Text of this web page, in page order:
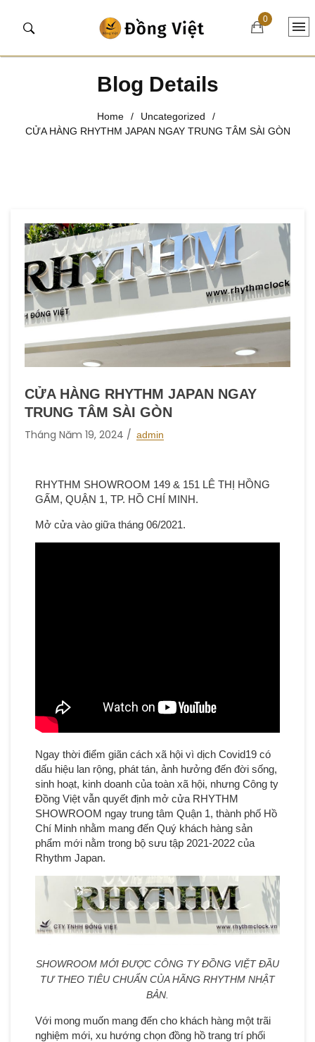
0
Blog Details
Home / Uncategorized
/
CỬA HÀNG RHYTHM JAPAN NGAY TRUNG TÂM SÀI GÒN
CỬA HÀNG RHYTHM JAPAN NGAY
TRUNG TÂM SÀI GÒN
Tháng Năm 19, 2024 admin
RHYTHM SHOWROOM 149 & 151 LÊ THỊ HỒNG
GẤM, QUẬN 1, TP. HỒ CHÍ MINH.
Mở cửa vào giữa tháng 06/2021.
Ngay thời điểm giãn cách xã hội vì dịch Covid19 có
dấu hiệu lan rộng, phát tán, ảnh hưởng đến đời sống,
sinh hoạt, kinh doanh của toàn xã hội, nhưng Công ty
Đồng Việt vẫn quyết định mở cửa RHYTHM
SHOWROOM ngay trung tâm Quận 1, thành phố Hồ
Chí Minh nhằm mang đến Quý khách hàng sản
phẩm mới nằm trong bộ sưu tập 2021-2022 của
Rhythm Japan.
SHOWROOM MỚI ĐƯỢC CÔNG TY ĐỒNG VIỆT ĐẦU
TƯ THEO TIÊU CHUẨN CỦA HÃNG RHYTHM NHẬT
BẢN.
Với mong muốn mang đến cho khách hàng một trãi
nghiệm mới, xu hướng chọn đồng hồ trang trí phối